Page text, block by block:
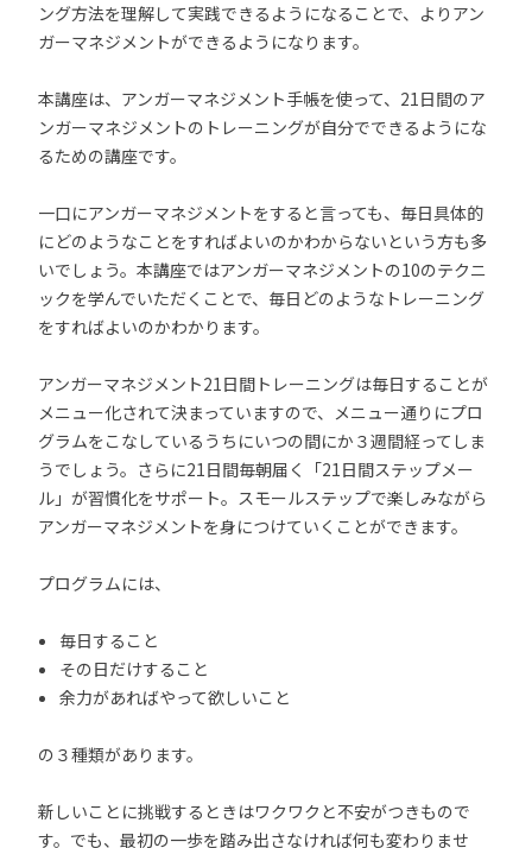
ング方法を理解して実践できるようになることで、よりアン
ガーマネジメントができるようになります。
本講座は、アンガーマネジメント手帳を使って、21日間のア
ンガーマネジメントのトレーニングが自分でできるようにな
るための講座です。
一口にアンガーマネジメントをすると言っても、毎日具体的
にどのようなことをすればよいのかわからないという方も多
いでしょう。本講座ではアンガーマネジメントの10のテクニ
ックを学んでいただくことで、毎日どのようなトレーニング
をすればよいのかわかります。
アンガーマネジメント21日間トレーニングは毎日することが
メニュー化されて決まっていますので、メニュー通りにプロ
グラムをこなしているうちにいつの間にか３週間経ってしま
うでしょう。さらに21日間毎朝届く「21日間ステップメー
ル」が習慣化をサポート。スモールステップで楽しみながら
アンガーマネジメントを身につけていくことができます。
プログラムには、
毎日すること
その日だけすること
余力があればやって欲しいこと
の３種類があります。
新しいことに挑戦するときはワクワクと不安がつきもので
す。でも、最初の一歩を踏み出さなければ何も変わりませ